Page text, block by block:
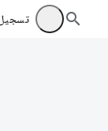
تسجيل